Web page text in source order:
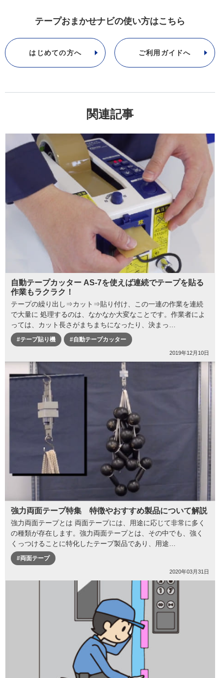
テープおまかせナビの使い方はこちら
はじめての方へ ご利用ガイドへ
関連記事
自動テープカッター AS-7を使えば連続でテープを貼る
作業もラクラク！
テープの繰り出し⇒カット⇒貼り付け、この一連の作業を連続
で大量に 処理するのは、なかなか大変なことです。作業者によ
っては、カット長さがまちまちになったり、決まっ…
#テープ貼り機 #自動テープカッター
2019年12月10日
強力両面テープ特集 特徴やおすすめ製品について解説
強力両面テープとは 両面テープには、用途に応じて非常に多く
の種類が存在します。強力両面テープとは、その中でも、強く
くっつけることに特化したテープ製品であり、用途…
#両面テープ
2020年03月31日